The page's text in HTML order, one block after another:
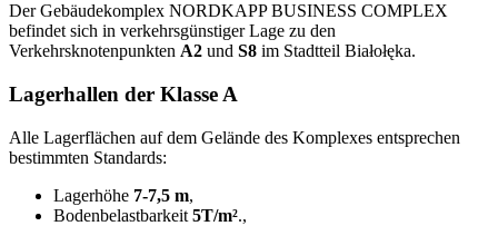
Der Gebäudekomplex NORDKAPP BUSINESS COMPLEX
befindet sich in verkehrsgünstiger Lage zu den
Verkehrsknotenpunkten A2 und S8 im Stadtteil Białołęka.
Lagerhallen der Klasse A
Alle Lagerflächen auf dem Gelände des Komplexes entsprechen
bestimmten Standards:
Lagerhöhe 7-7,5 m,
Bodenbelastbarkeit 5T/m².,